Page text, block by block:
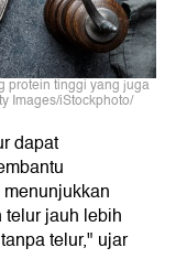
protein tinggi yang juga
Images/iStockphoto/
dapat
jauh lebih
telur," ujar